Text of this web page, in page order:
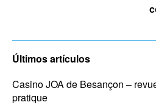
Últimos artículos
Casino JOA de Besançon –
pratique